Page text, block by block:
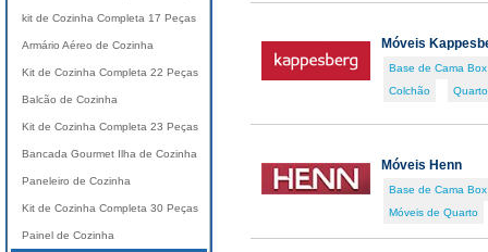
Móveis
Base de Cama Box
Colchão
Móveis Henn
Base de Cama Box
Móveis de Quarto
kit de Cozinha Completa 17 Peças
Armário Aéreo de Cozinha
Kit de Cozinha Completa 22 Peças
Balcão de Cozinha
Kit de Cozinha Completa 23 Peças
Bancada Gourmet Ilha de Cozinha
Paneleiro de Cozinha
Kit de Cozinha Completa 30 Peças
Painel de Cozinha